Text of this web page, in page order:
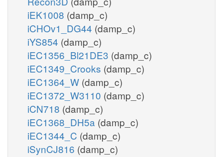
iEK1008 (damp_c)
iCHOv1_DG44 (damp_c)
iYS854 (damp_c)
iEC1356_Bl21DE3 (damp_c)
iEC1349_Crooks (damp_c)
iEC1364_W (damp_c)
iEC1372_W3110 (damp_c)
iCN718 (damp_c)
iEC1368_DH5a (damp_c)
iEC1344_C (damp_c)
iSynCJ816 (damp_c)